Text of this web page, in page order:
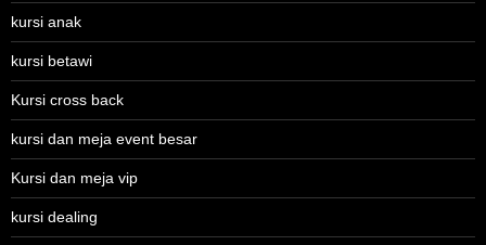
kursi anak
kursi betawi
Kursi cross back
kursi dan meja event besar
Kursi dan meja vip
kursi dealing